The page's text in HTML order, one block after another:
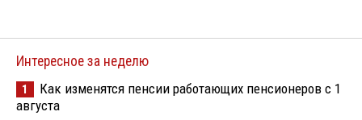
Интересное за неделю
1
Как изменятся пенсии работающих пенсионеров с 1
августа